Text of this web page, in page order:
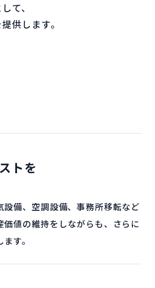
て、
供します。
トを
備、空調設備、事務所移転など
値の維持をしながらも、さらに
す。